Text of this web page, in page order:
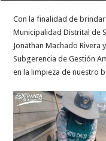
Con la finalidad de
Municipalidad Distrital de
Jonathan Machado Rivera
Subgerencia de Gestión
en la limpieza de nuestro